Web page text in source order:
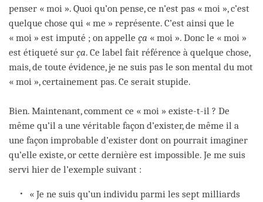
penser « moi ». Quoi qu’on pense, ce n’est pas « moi », c’est
quelque chose qui « me » représente. C’est ainsi que le
« moi » est imputé ; on appelle ça « moi ». Donc le « moi »
est étiqueté sur ça. Ce label fait référence à quelque chose,
mais, de toute évidence, je ne suis pas le son mental du mot
« moi », certainement pas. Ce serait stupide.
Bien. Maintenant, comment ce « moi » existe-t-il ? De
même qu’il a une véritable façon d’exister, de même il a
une façon improbable d’exister dont on pourrait imaginer
qu’elle existe, or cette dernière est impossible. Je me suis
servi hier de l’exemple suivant :
« Je ne suis qu’un individu parmi les sept milliards